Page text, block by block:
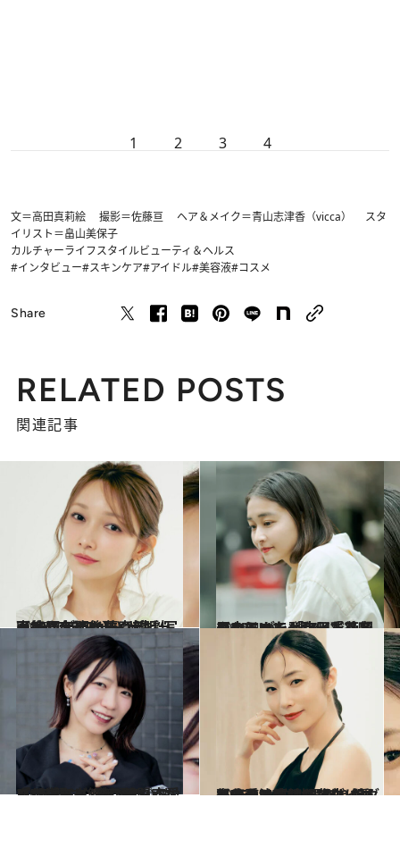
1 2 3 4
文＝高田真莉絵 撮影＝佐藤亘 ヘア＆メイク＝青山志津香（vicca） スタ
イリスト＝畠山美保子
カルチャーライフスタイルビューティ＆ヘルス
#インタビュー#スキンケア#アイドル#美容液#コスメ
Share
RELATED POSTS
関連記事
2026.5.20
【続きを読む】≪デビュー25周年≫後藤真希（40）が明かす“人生計画“〈アラフォー“大胆“写真集は大ヒット〉
ライフスタイル 2026.4.4
アンジュルム時代「二度目のうつを発症し、絶望の中にいた」和田彩花（31）が、「アイドルをやっていてよかった」と思えるまで
カルチャー
2026.3.7
【サブスク解禁！】『LOVEマシーン』『恋愛レボリューション21』もいいけれど…無類のハロプロヲタク“でか美ちゃん”が選ぶ、今こそ聞くべき15曲
カルチャー 2026.5.15
自分の二の腕、背中に衝撃を受け…40代でダイエットを決意したMEGUMI（44）が、美しく痩せるために“取り組んだこと”《逆効果だったダイエット法は？》
ビューティ＆ヘルス